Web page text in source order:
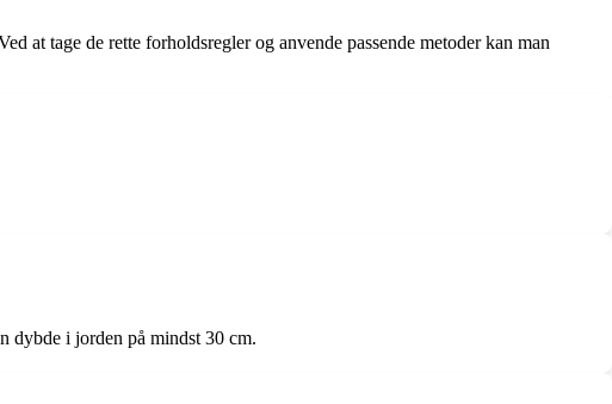
at tage de rette forholdsregler og anvende passende metoder kan man
dybde i jorden på mindst 30 cm.